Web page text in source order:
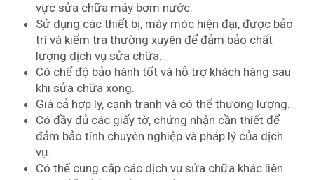
vực sửa chữa máy bơm nước.
Sử dụng các thiết bị, máy móc hiện đại, được bảo
trì và kiểm tra thường xuyên để đảm bảo chất
lượng dịch vụ sửa chữa.
Có chế độ bảo hành tốt và hỗ trợ khách hàng sau
khi sửa chữa xong.
Giá cả hợp lý, cạnh tranh và có thể thương lượng.
Có đầy đủ các giấy tờ, chứng nhận cần thiết để
đảm bảo tính chuyên nghiệp và pháp lý của dịch
vụ.
Có thể cung cấp các dịch vụ sửa chữa khác liên